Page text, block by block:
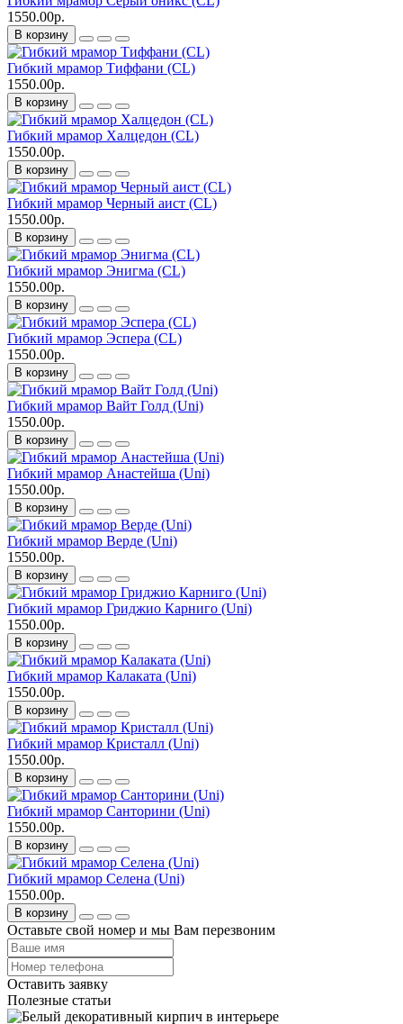
1550.00р.
В корзину
Гибкий мрамор Тиффани (CL)
1550.00р.
В корзину
Гибкий мрамор Халцедон (CL)
1550.00р.
В корзину
Гибкий мрамор Черный аист (CL)
1550.00р.
В корзину
Гибкий мрамор Энигма (CL)
1550.00р.
В корзину
Гибкий мрамор Эспера (CL)
1550.00р.
В корзину
Гибкий мрамор Вайт Голд (Uni)
1550.00р.
В корзину
Гибкий мрамор Анастейша (Uni)
1550.00р.
В корзину
Гибкий мрамор Верде (Uni)
1550.00р.
В корзину
Гибкий мрамор Гриджио Карниго (Uni)
1550.00р.
В корзину
Гибкий мрамор Калаката (Uni)
1550.00р.
В корзину
Гибкий мрамор Кристалл (Uni)
1550.00р.
В корзину
Гибкий мрамор Санторини (Uni)
1550.00р.
В корзину
Гибкий мрамор Селена (Uni)
1550.00р.
В корзину
Оставьте свой номер и мы Вам перезвоним
Оставить заявку
Полезные статьи